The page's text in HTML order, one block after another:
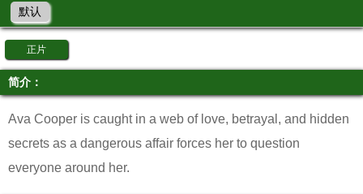
默认
正片
简介：
Ava Cooper is caught in a web of love, betrayal, and hidden
secrets as a dangerous affair forces her to question
everyone around her.